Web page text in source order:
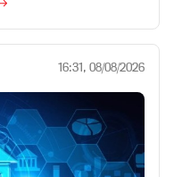
16:31, 08/08/2026